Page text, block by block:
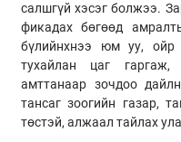
салшгүй хэсэг болжээ.
фикадах бөгөөд
бүлийнхнээ юм уу, ойр
тухайлан цаг
амттанаар зочдоо
тансаг зоогийн газар,
төстэй, алжаал тайлах